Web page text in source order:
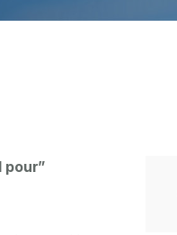
pour”